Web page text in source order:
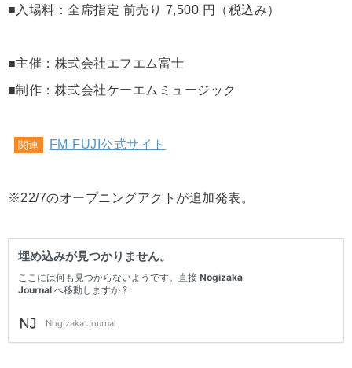
■入場料：全席指定 前売り 7,500 円（税込み）
■主催：株式会社エフエム富士
■制作：株式会社ケーエムミュージック
関連 FM-FUJI公式サイト
※22/7のオープニングアクトが追加発表。